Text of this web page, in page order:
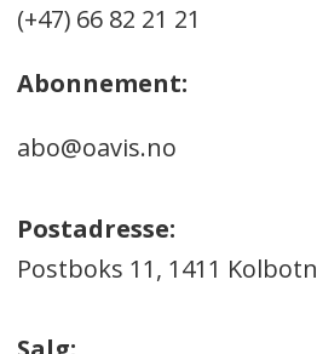
(+47) 66 82 21 21
Abonnement:
abo@oavis.no
Postadresse:
Postboks 11, 1411 Kolbotn